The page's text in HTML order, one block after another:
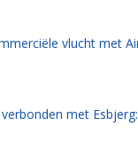
vlucht met
met